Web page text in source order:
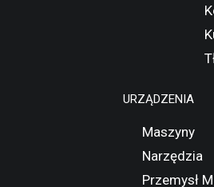
URZĄDZENIA
Maszyny
Narzędzia
Przemysł